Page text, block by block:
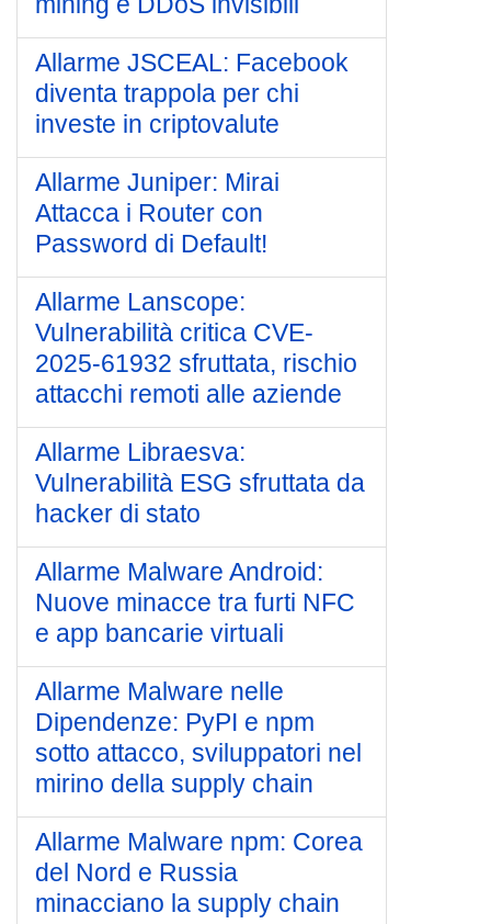
Allarme JSCEAL: Facebook
diventa trappola per chi
investe in criptovalute
Allarme Juniper: Mirai
Attacca i Router con
Password di Default!
Allarme Lanscope:
Vulnerabilità critica CVE-
2025-61932 sfruttata, rischio
attacchi remoti alle aziende
Allarme Libraesva:
Vulnerabilità ESG sfruttata da
hacker di stato
Allarme Malware Android:
Nuove minacce tra furti NFC
e app bancarie virtuali
Allarme Malware nelle
Dipendenze: PyPI e npm
sotto attacco, sviluppatori nel
mirino della supply chain
Allarme Malware npm: Corea
del Nord e Russia
minacciano la supply chain